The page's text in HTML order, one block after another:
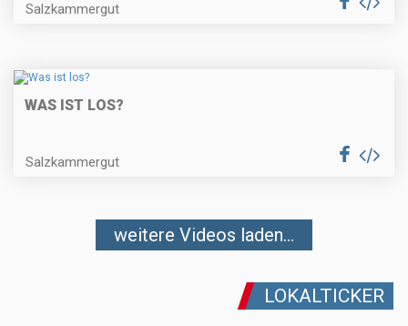
Salzkammergut
WAS IST LOS?
Salzkammergut
weitere Videos laden...
LOKALTICKER